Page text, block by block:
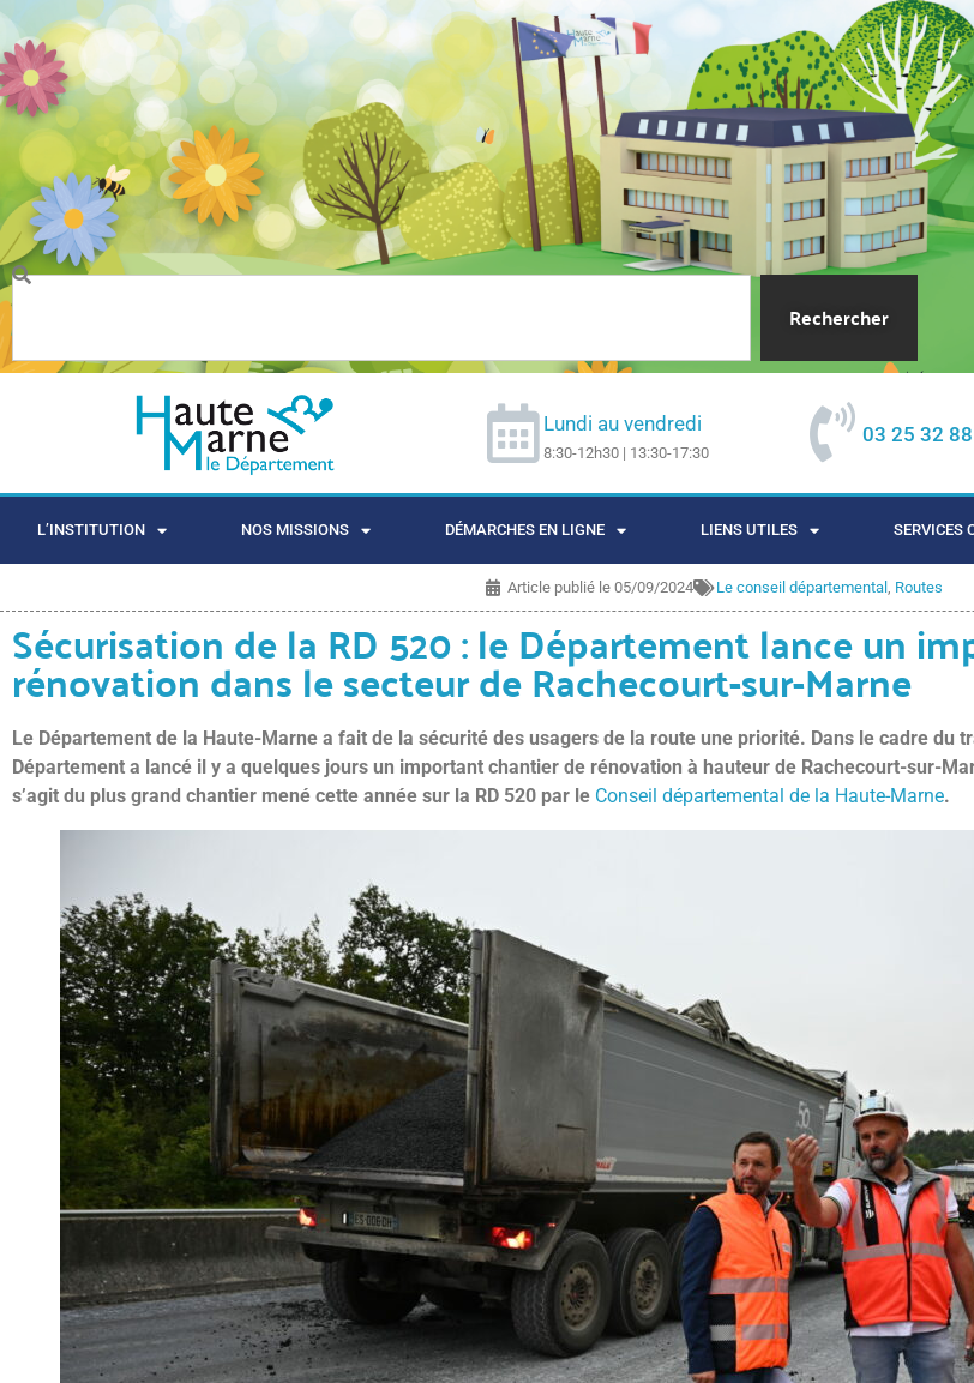
Rechercher
Lundi au vendredi
8:30-12h30 | 13:30-17:30
03 25 32
L’INSTITUTION NOS MISSIONS DÉMARCHES EN LIGNE LIENS UTILES SERVICES
Article publié le 05/09/2024 Le conseil départemental , Routes
Sécurisation de la RD 520 : le Département lance un
rénovation dans le secteur de Rachecourt-sur-Marne
Le Département de la Haute-Marne a fait de la sécurité des usagers de la route une priorité. Dans le cadre du
Département a lancé il y a quelques jours un important chantier de rénovation à hauteur de Rachecourt-sur-
s’agit du plus grand chantier mené cette année sur la RD 520 par le Conseil départemental de la Haute-Marne.